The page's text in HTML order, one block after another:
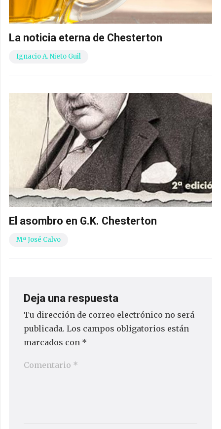
La noticia eterna de Chesterton
Ignacio A. Nieto Guil
El asombro en G.K. Chesterton
Mª José Calvo
Deja una respuesta
Tu dirección de correo electrónico no será
publicada. Los campos obligatorios están
marcados con *